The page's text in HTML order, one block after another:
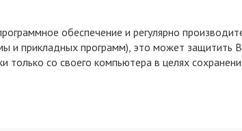
обеспечение и регулярно
и прикладных программ), это может защитить
только со своего компьютера в целях